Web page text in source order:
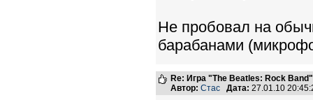
Не пробовал на
барабанами
Re: Игра "The Beatles: Rock Band"
Автор: Стас Дата: 27.01.10